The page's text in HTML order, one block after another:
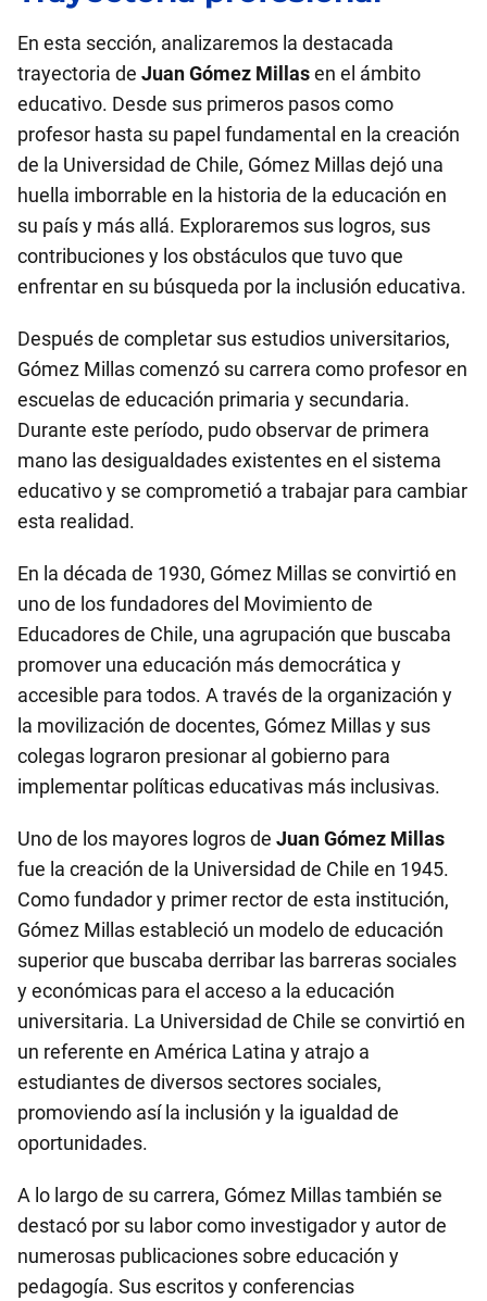
En esta sección, analizaremos la destacada
trayectoria de Juan Gómez Millasen el ámbito
educativo. Desde sus primeros pasos como
profesor hasta su papel fundamental en la creación
de la Universidad de Chile, Gómez Millas dejó una
huella imborrable en la historia de la educación en
su país y más allá. Exploraremos sus logros, sus
contribuciones y los obstáculos que tuvo que
enfrentar en su búsqueda por la inclusión educativa.
Después de completar sus estudios universitarios,
Gómez Millas comenzó su carrera como profesor en
escuelas de educación primaria y secundaria.
Durante este período, pudo observar de primera
mano las desigualdades existentes en el sistema
educativo y se comprometió a trabajar para cambiar
esta realidad.
En la década de 1930, Gómez Millas se convirtió en
uno de los fundadores del Movimiento de
Educadores de Chile, una agrupación que buscaba
promover una educación más democrática y
accesible para todos. A través de la organización y
la movilización de docentes, Gómez Millas y sus
colegas lograron presionar al gobierno para
implementar políticas educativas más inclusivas.
Uno de los mayores logros de Juan Gómez Millas
fue la creación de la Universidad de Chile en 1945.
Como fundador y primer rector de esta institución,
Gómez Millas estableció un modelo de educación
superior que buscaba derribar las barreras sociales
y económicas para el acceso a la educación
universitaria. La Universidad de Chile se convirtió en
un referente en América Latina y atrajo a
estudiantes de diversos sectores sociales,
promoviendo así la inclusión y la igualdad de
oportunidades.
A lo largo de su carrera, Gómez Millas también se
destacó por su labor como investigador y autor de
numerosas publicaciones sobre educación y
pedagogía. Sus escritos y conferencias